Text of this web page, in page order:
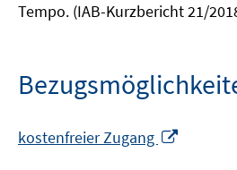
Tempo. (IAB-Kurzbericht 21/
kostenfreier Zugang